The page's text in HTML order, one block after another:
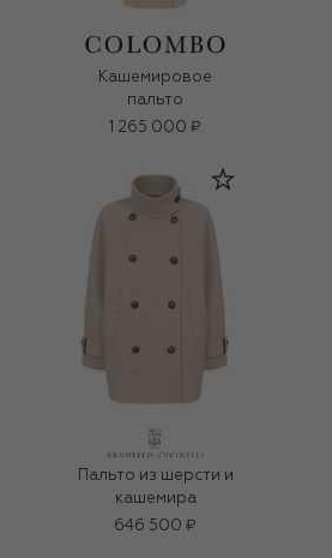
Кашемировое
пальто
1 265 000 ₽
Пальто из шерсти и
кашемира
646 500 ₽